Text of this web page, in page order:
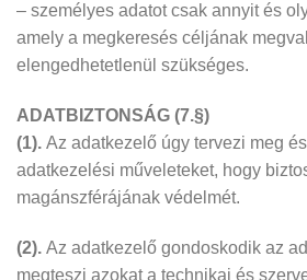
– személyes adatot csak annyit és
amely a megkeresés céljának
elengedhetetlenül szükséges.
ADATBIZTONSÁG (7.§)
(1). Az adatkezelő úgy tervezi meg
adatkezelési műveleteket, hogy
magánszférájának védelmét.
(2). Az adatkezelő gondoskodik az
megteszi azokat a technikai és